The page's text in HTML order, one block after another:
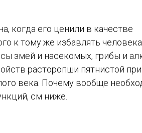
когда его ценили в качестве
к тому же избавлять
змей и насекомых, грибы и
расторопши пятнистой при
века. Почему вообще
см ниже.